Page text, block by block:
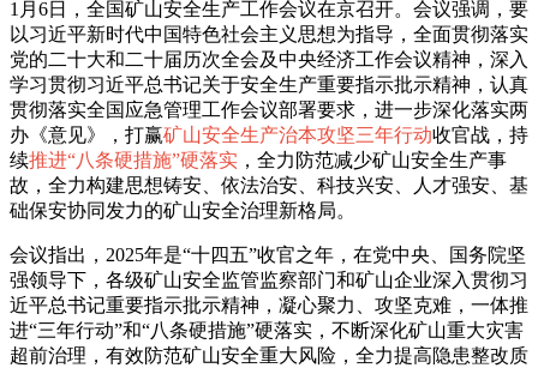
1月6日，全国矿山安全生产工作会议在京召开。会议强调，要
以习近平新时代中国特色社会主义思想为指导，全面贯彻落实
党的二十大和二十届历次全会及中央经济工作会议精神，深入
学习贯彻习近平总书记关于安全生产重要指示批示精神，认真
贯彻落实全国应急管理工作会议部署要求，进一步深化落实两
办《意见》，打赢矿山安全生产治本攻坚三年行动收官战，持
续推进“八条硬措施”硬落实 ，全力防范减少矿山安全生产事
故，全力构建思想铸安、依法治安、科技兴安、人才强安、基
础保安协同发力的矿山安全治理新格局。
会议指出，2025年是“十四五”收官之年，在党中央、国务院坚
强领导下，各级矿山安全监管监察部门和矿山企业深入贯彻习
近平总书记重要指示批示精神，凝心聚力、攻坚克难，一体推
进“三年行动”和“八条硬措施”硬落实，不断深化矿山重大灾害
超前治理，有效防范矿山安全重大风险，全力提高隐患整改质